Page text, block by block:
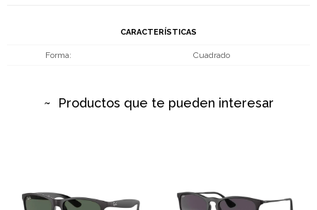
CARACTERÍSTICAS
Forma Cuadrado
Productos que te pueden interesar